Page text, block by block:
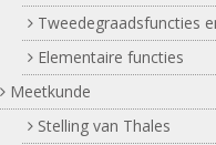
Tweedegraadsfuncties
Elementaire functies
Meetkunde
Stelling van Thales